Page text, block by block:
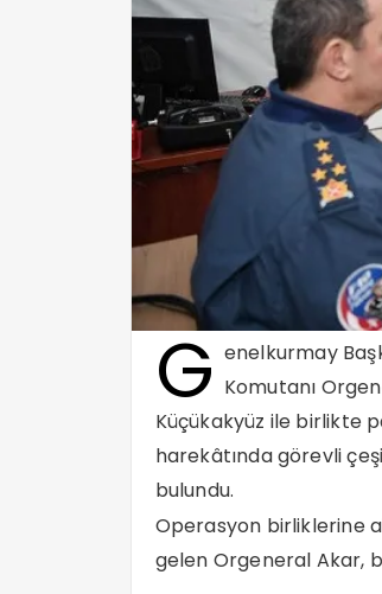
G enelkurmay
Komutanı
Küçükakyüz ile birlikte
harekâtında görevli
bulundu.
Operasyon birliklerine
gelen Orgeneral Akar,